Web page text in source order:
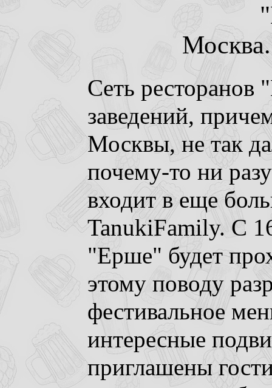
Сеть ресторанов
заведений,
Москвы, не так
почему-то ни
входит в еще
TanukiFamily. С
"Ерше" будет
этому поводу
фестивальное
интересные
приглашены